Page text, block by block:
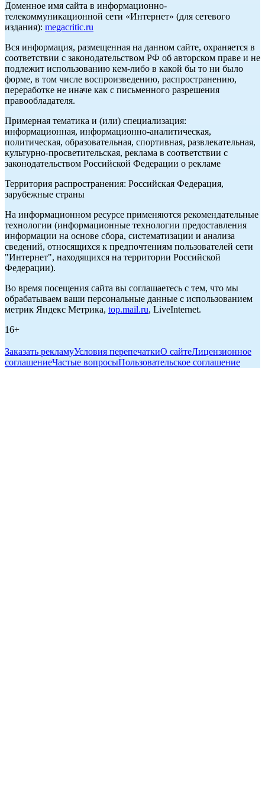
Доменное имя сайта в информационно-
телекоммуникационной сети «Интернет» (для сетевого
издания): megacritic.ru
Вся информация, размещенная на данном сайте, охраняется в
соответствии с законодательством РФ об авторском праве и не
подлежит использованию кем-либо в какой бы то ни было
форме, в том числе воспроизведению, распространению,
переработке не иначе как с письменного разрешения
правообладателя.
Примерная тематика и (или) специализация:
информационная, информационно-аналитическая,
политическая, образовательная, спортивная, развлекательная,
культурно-просветительская, реклама в соответствии с
законодательством Российской Федерации о рекламе
Территория распространения: Российская Федерация,
зарубежные страны
На информационном ресурсе применяются рекомендательные
технологии (информационные технологии предоставления
информации на основе сбора, систематизации и анализа
сведений, относящихся к предпочтениям пользователей сети
"Интернет", находящихся на территории Российской
Федерации).
Во время посещения сайта вы соглашаетесь с тем, что мы
обрабатываем ваши персональные данные с использованием
метрик Яндекс Метрика, top.mail.ru, LiveInternet.
16+
Заказать рекламуУсловия перепечаткиО сайтеЛицензионное
соглашениеЧастые вопросыПользовательское соглашение